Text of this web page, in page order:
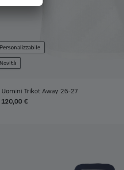
Personalizzabile
Novità
Uomini Trikot Away 26-27
120,00 €